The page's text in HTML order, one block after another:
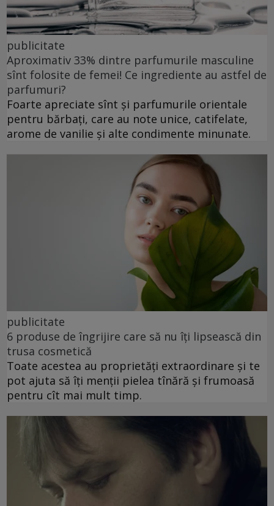
publicitate
Aproximativ 33% dintre parfumurile masculine
sînt folosite de femei! Ce ingrediente au astfel de
parfumuri?
Foarte apreciate sînt și parfumurile orientale
pentru bărbați, care au note unice, catifelate,
arome de vanilie și alte condimente minunate.
publicitate
6 produse de îngrijire care să nu îți lipsească din
trusa cosmetică
Toate acestea au proprietăți extraordinare și te
pot ajuta să îți menții pielea tînără și frumoasă
pentru cît mai mult timp.